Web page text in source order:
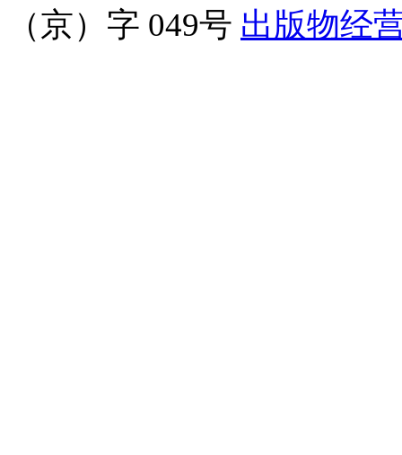
（京）字 049号 出版物经